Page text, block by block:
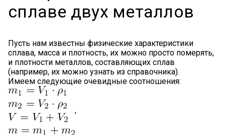
сплаве двух металлов
Пусть нам известны физические характеристики
сплава, масса и плотность, их можно просто померять,
и плотности металлов, составляющих сплав
(например, их можно узнать из справочника).
Имеем следующие очевидные соотношения:
,